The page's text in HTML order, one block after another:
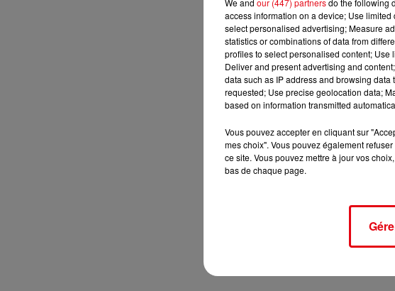
We and our (447) partnersdo the following
access information on a device; Use
select personalised advertising; Measure
statistics or combinations of data from
profiles to select personalised content; Use
Deliver and present advertising and
data such as IP address and browsing
requested; Use precise geolocation data;
based on information transmitted
Vous pouvez accepter en cliquant sur
mes choix". Vous pouvez également
ce site. Vous pouvez mettre à jour vos
bas de chaque page.